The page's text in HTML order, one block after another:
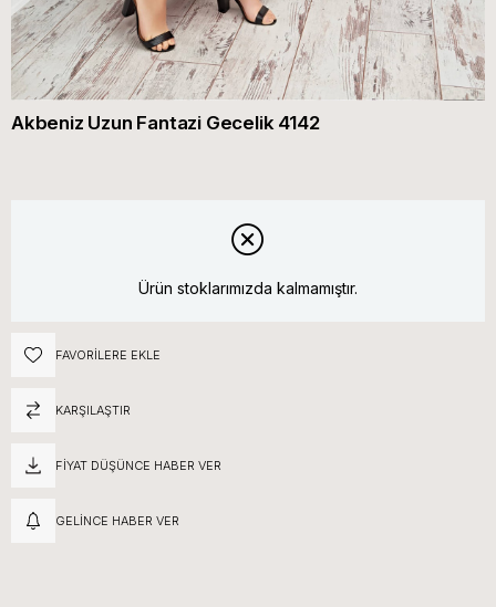
Akbeniz Uzun Fantazi Gecelik 4142
Ürün stoklarımızda kalmamıştır.
FAVORILERE EKLE
KARŞILAŞTIR
FIYAT DÜŞÜNCE HABER VER
GELINCE HABER VER